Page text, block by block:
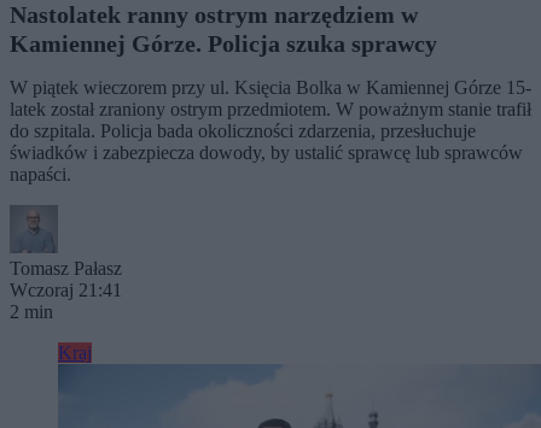
Nastolatek ranny ostrym narzędziem w
Kamiennej Górze. Policja szuka sprawcy
W piątek wieczorem przy ul. Księcia Bolka w Kamiennej Górze 15-
latek został zraniony ostrym przedmiotem. W poważnym stanie trafił
do szpitala. Policja bada okoliczności zdarzenia, przesłuchuje
świadków i zabezpiecza dowody, by ustalić sprawcę lub sprawców
napaści.
Tomasz Pałasz
Wczoraj 21:41
2 min
Kraj